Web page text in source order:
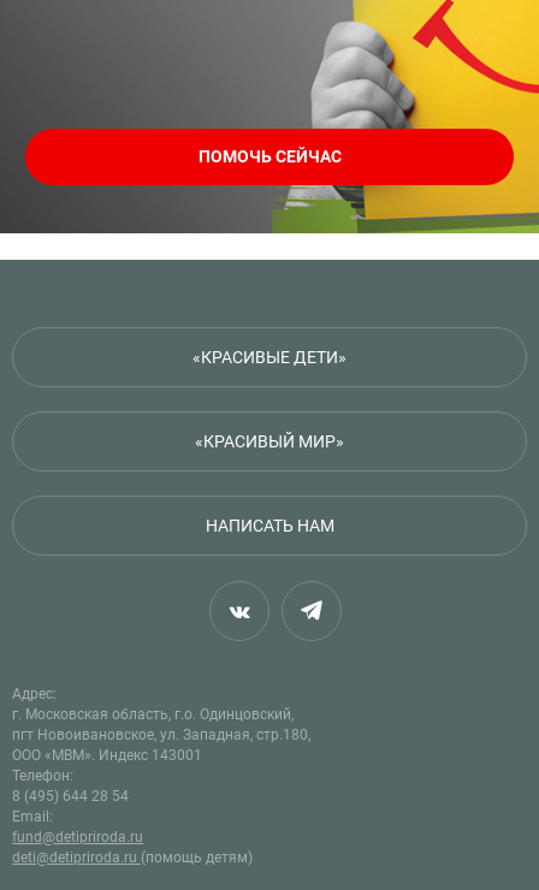
ПОМОЧЬ СЕЙЧАС
«КРАСИВЫЕ ДЕТИ»
«КРАСИВЫЙ МИР»
НАПИСАТЬ НАМ
Адрес:
г. Московская область, г.о. Одинцовский,
пгт Новоивановское, ул. Западная, стр.180,
ООО «МВМ». Индекс 143001
Телефон:
8 (495) 644 28 54
Email:
fund@detipriroda.ru
deti@detipriroda.ru (помощь детям)